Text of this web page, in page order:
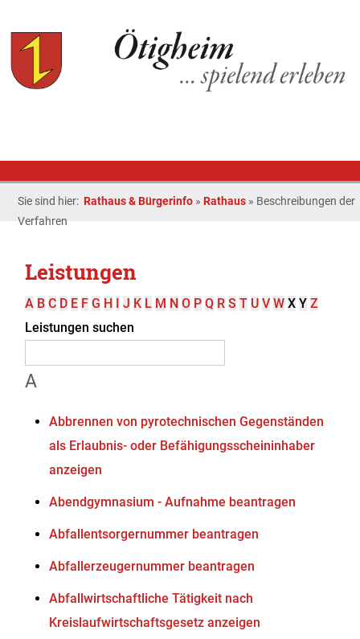
Sie sind hier: Rathaus & Bürgerinfo » Rathaus » Beschreibungen der
Verfahren
Leistungen
A B C D E F G H I J K L M N O P Q R S T U V W X Y Z
Leistungen suchen
A
Abbrennen von pyrotechnischen Gegenständen
als Erlaubnis- oder Befähigungsscheininhaber
anzeigen
Abendgymnasium - Aufnahme beantragen
Abfallentsorgernummer beantragen
Abfallerzeugernummer beantragen
Abfallwirtschaftliche Tätigkeit nach
Kreislaufwirtschaftsgesetz anzeigen